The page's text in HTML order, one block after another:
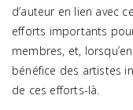
d’auteur en lien avec
efforts importants
membres, et,
bénéfice des artistes
de ces efforts-là.